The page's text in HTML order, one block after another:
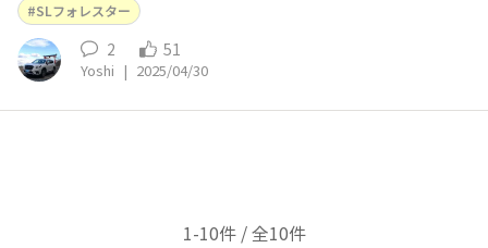
SLフォレスター
2 51
Yoshi | 2025/04/30
1-10件 / 全10件